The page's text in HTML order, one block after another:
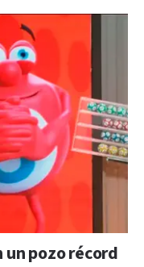
un pozo récord